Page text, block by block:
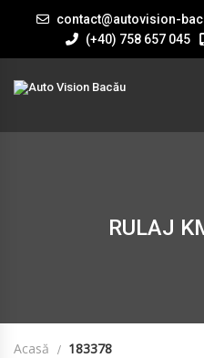
contact@autovision-
(+40) 758 657 045
RULAJ
Acasă 183378